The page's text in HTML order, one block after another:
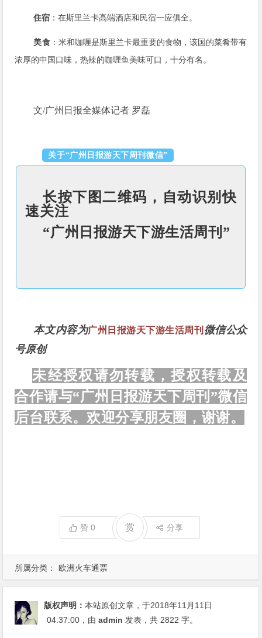
所属分类： 欧洲火车通票
住宿 ：在斯里兰卡高端酒店和民宿一应俱全。
美食：米和咖喱是斯里兰卡最重要的食物，该国的菜肴带有
浓厚的中国口味，热辣的咖喱鱼美味可口，十分有名。
文/广州日报全媒体记者 罗磊
关于“广州日报游天下周刊微信”
长按下图二维码，自动识别快
速关注
“广州日报游天下游生活周刊”
本文内容为广州日报游天下游生活周刊 微信公众
号原创
未经授权请勿转载，授权转载及
合作请与“广州日报游天下周刊”微信
后台联系。欢迎分享朋友圈，谢谢。
赞0 赏 分享
版权声明：本站原创文章，于2018年11月11日
04:37:00 ，由admin 发表，共 2822 字。